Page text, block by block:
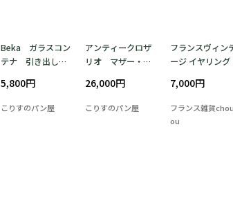
Beka ガラスコン
テナ 引き出し容
ク ミッドセンチ
ュリー ドイツ 19
5,800円
こりすのパン屋
アンティークロザ
リオ マザー・オ
ツ
26,000円
こりすのパン屋
フランスヴィン
ージ イヤリング
ーンのレトロガ
ス | 1950～60年
7,000円
フランス雑貨
ou